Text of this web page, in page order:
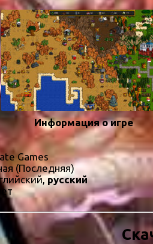
Информация о игре
Games
(Последняя)
русский